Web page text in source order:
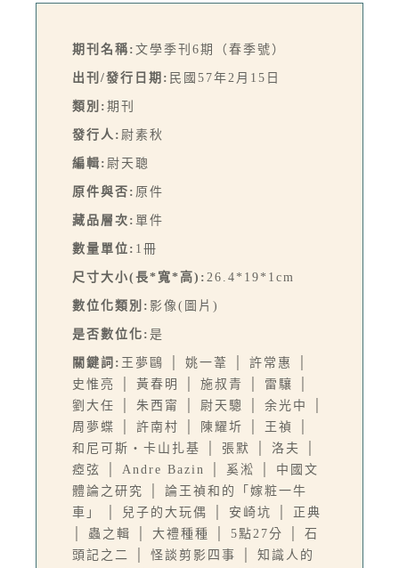
期刊名稱: 文學季刊6期（春季號）
出刊/發行日期: 民國57年2月15日
類別: 期刊
發行人: 尉素秋
編輯: 尉天聰
原件與否: 原件
藏品層次: 單件
數量單位: 1冊
尺寸大小(長*寬*高): 26.4*19*1cm
數位化類別: 影像(圖片)
是否數位化: 是
關鍵詞: 王夢鷗 │ 姚一葦 │ 許常惠 │
史惟亮 │ 黃春明 │ 施叔青 │ 雷驤 │
劉大任 │ 朱西甯 │ 尉天驄 │ 余光中 │
周夢蝶 │ 許南村 │ 陳耀圻 │ 王禎 │
和尼可斯‧卡山扎基 │ 張默 │ 洛夫 │
瘂弦 │ Andre Bazin │ 奚淞 │ 中國文
體論之研究 │ 論王禎和的「嫁粧一牛
車」 │ 兒子的大玩偶 │ 安崎坑 │ 正典
│ 蟲之輯 │ 大禮種種 │ 5點27分 │ 石
頭記之二 │ 怪談剪影四事 │ 知識人的